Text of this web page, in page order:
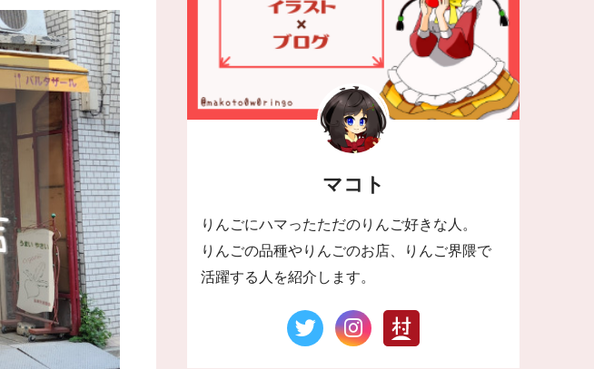
マコト
りんごにハマったただのりんご好きな人。
りんごの品種やりんごのお店、りんご界隈で
活躍する人を紹介します。